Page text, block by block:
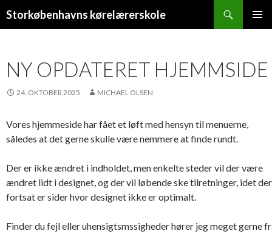
Storkøbenhavns kørelærerskole
NY OPDATERET HJEMMSIDE
24. OKTOBER 2025 MICHAEL OLSEN
Vores hjemmeside har fået et løft med hensyn til menuerne,
således at det gerne skulle være nemmere at finde rundt.
Der er ikke ændret i indholdet, men enkelte steder vil der være
ændret lidt i designet, og der vil løbende ske tilretninger, idet der
fortsat er sider hvor designet ikke er optimalt.
Finder du fejl eller uhensigtsmssigheder hører jeg meget gerne